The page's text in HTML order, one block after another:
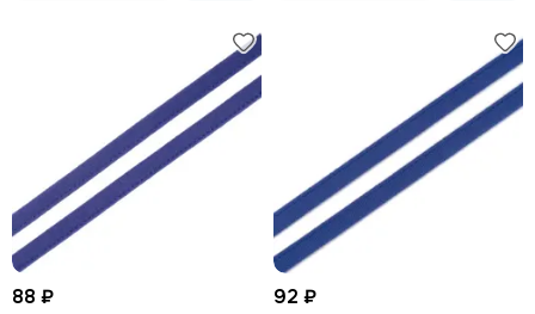
корзину
корзину
88 ₽ 92 ₽